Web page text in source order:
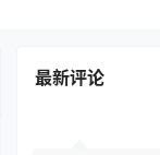
最新评论